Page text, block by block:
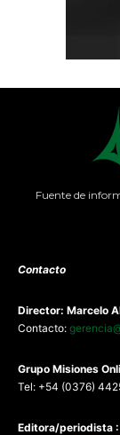
Fuente de
Contacto
Director: Marcelo
Contacto:
Grupo Misiones
Tel: +54 (0376)
Editora/periodista